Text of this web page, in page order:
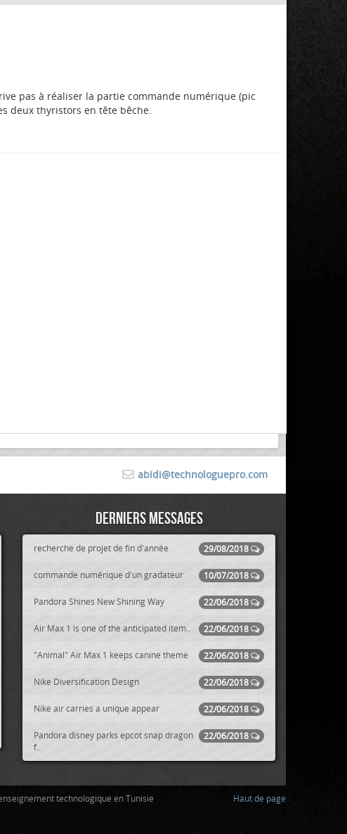
pas à réaliser la partie commande numérique (pic
deux thyristors en tête bêche.
abidi@technologuepro.com
Derniers messages
29/08/2018
recherche de projet de fin d'année
10/07/2018
commande numérique d'un gradateur
22/06/2018
Pandora Shines New Shining Way
22/06/2018
Air Max 1 is one of the anticipated item..
22/06/2018
"Animal" Air Max 1 keeps canine theme
22/06/2018
Nike Diversification Design
22/06/2018
Nike air carries a unique appear
22/06/2018
Pandora disney parks epcot snap dragon
f..
Haut de page
technologique en Tunisie